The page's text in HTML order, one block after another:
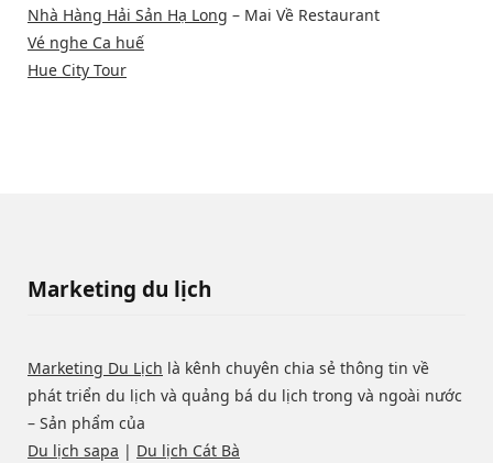
Nhà Hàng Hải Sản Hạ Long – Mai Về Restaurant
Vé nghe Ca huế
Hue City Tour
Marketing du lịch
Marketing Du Lịch là kênh chuyên chia sẻ thông tin về
phát triển du lịch và quảng bá du lịch trong và ngoài nước
– Sản phẩm của
Du lịch sapa | Du lịch Cát Bà